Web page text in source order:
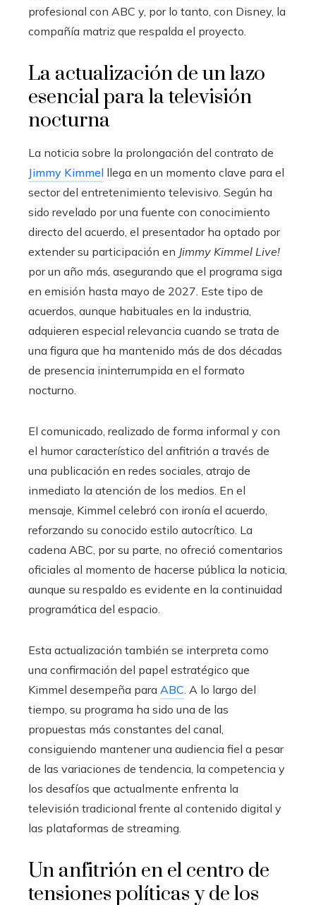
profesional con ABC y, por lo tanto, con Disney, la
compañía matriz que respalda el proyecto.
La actualización de un lazo
esencial para la televisión
nocturna
La noticia sobre la prolongación del contrato de
Jimmy Kimmel llega en un momento clave para el
sector del entretenimiento televisivo. Según ha
sido revelado por una fuente con conocimiento
directo del acuerdo, el presentador ha optado por
extender su participación en Jimmy Kimmel Live!
por un año más, asegurando que el programa siga
en emisión hasta mayo de 2027. Este tipo de
acuerdos, aunque habituales en la industria,
adquieren especial relevancia cuando se trata de
una figura que ha mantenido más de dos décadas
de presencia ininterrumpida en el formato
nocturno.
El comunicado, realizado de forma informal y con
el humor característico del anfitrión a través de
una publicación en redes sociales, atrajo de
inmediato la atención de los medios. En el
mensaje, Kimmel celebró con ironía el acuerdo,
reforzando su conocido estilo autocrítico. La
cadena ABC, por su parte, no ofreció comentarios
oficiales al momento de hacerse pública la noticia,
aunque su respaldo es evidente en la continuidad
programática del espacio.
Esta actualización también se interpreta como
una confirmación del papel estratégico que
Kimmel desempeña para ABC. A lo largo del
tiempo, su programa ha sido una de las
propuestas más constantes del canal,
consiguiendo mantener una audiencia fiel a pesar
de las variaciones de tendencia, la competencia y
los desafíos que actualmente enfrenta la
televisión tradicional frente al contenido digital y
las plataformas de streaming.
Un anfitrión en el centro de
tensiones políticas y de los